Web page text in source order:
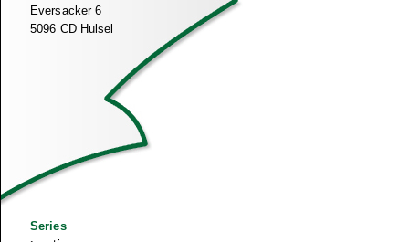
Eversacker 6
5096 CD Hulsel
Series